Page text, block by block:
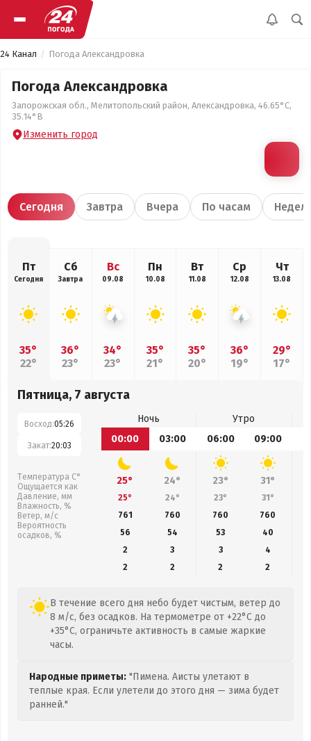
24 Канал Погода Александровка
Погода Александровка
Запорожская обл., Мелитопольский район, Александровка, 46.65°С,
35.14°В
Изменить город
Сегодня Завтра Вчера По часам
Пт
Сегодня
35°
22°
Сб
Завтра
36°
23°
Вс
09.08
34°
23°
Пн
10.08
35°
21°
Вт
11.08
35°
20°
Ср
12.08
36°
19°
Чт
13.08
29°
17°
Пятница, 7 августа
Восход:05:26
Закат:20:03
Температура С°
Ощущается как
Давление, мм
Влажность, %
Ветер, м/с
Вероятность
осадков, %
Ночь
Утро
00:00
03:00 06:00 09:00
25° 24° 23° 31°
25° 24° 23° 31°
761
760 760 760
56
54 53 40
2
3 3
4
2
2 2 2
В течение всего дня небо будет чистым, ветер до
8 м/с, без осадков. На термометре от +22°C до
+35°C, ограничьте активность в самые жаркие
часы.
Народные приметы: "Пимена. Аисты улетают в
теплые края. Если улетели до этого дня — зима будет
ранней."